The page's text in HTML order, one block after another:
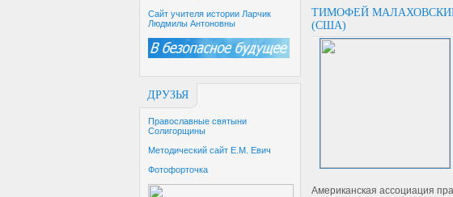
Сайт учителя истории Ларчик
Людмилы Антоновны
ДРУЗЬЯ
Православные святыни
Солигорщины
Методический сайт Е.М. Евич
Фотофорточка
ТИМОФЕЙ
(США)
Американская ассоциация